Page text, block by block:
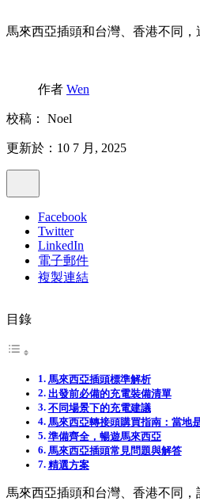
馬來西亞插頭和台灣、香港不同
作者 Wen
校稿： Noel
更新於：10 7 月, 2025
Facebook
Twitter
LinkedIn
電子郵件
複製連結
目錄
馬來西亞插頭標準解析
出發前必備的充電裝備清單
不同場景下的充電建議
馬來西亞轉接頭購買指南：當地
準備齊全，暢遊馬來西亞
馬來西亞插頭常見問題與解答
精選方案
馬來西亞插頭和台灣、香港不同，